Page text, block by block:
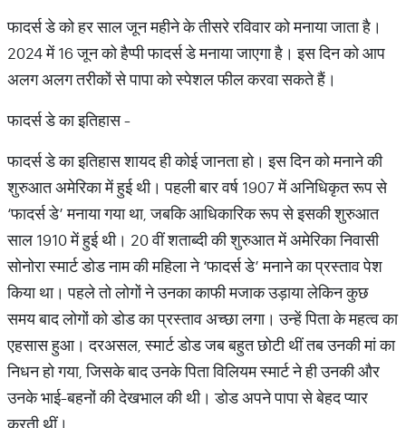
फादर्स डे को हर साल जून महीने के तीसरे रविवार को मनाया जाता है।
2024 में 16 जून को हैप्पी फादर्स डे मनाया जाएगा है। इस दिन को आप
अलग अलग तरीकों से पापा को स्पेशल फील करवा सकते हैं।
फादर्स डे का इतिहास -
फादर्स डे का इतिहास शायद ही कोई जानता हो। इस दिन को मनाने की
शुरुआत अमेरिका में हुई थी। पहली बार वर्ष 1907 में अनिधिकृत रूप से
‘फादर्स डे’ मनाया गया था, जबकि आधिकारिक रूप से इसकी शुरुआत
साल 1910 में हुई थी। 20 वीं शताब्दी की शुरुआत में अमेरिका निवासी
सोनोरा स्मार्ट डोड नाम की महिला ने ‘फादर्स डे’ मनाने का प्रस्ताव पेश
किया था। पहले तो लोगों ने उनका काफी मजाक उड़ाया लेकिन कुछ
समय बाद लोगों को डोड का प्रस्ताव अच्छा लगा। उन्हें पिता के महत्व का
एहसास हुआ। दरअसल, स्मार्ट डोड जब बहुत छोटी थीं तब उनकी मां का
निधन हो गया, जिसके बाद उनके पिता विलियम स्मार्ट ने ही उनकी और
उनके भाई-बहनों की देखभाल की थी। डोड अपने पापा से बेहद प्यार